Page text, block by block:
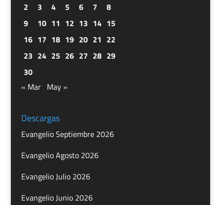
2
3 4 5 6 7
8
9
10 11 12 13 14 15
16 17 18 19 20 21 22
23 24 25 26 27 28 29
30
« Mar May »
Descargas
Evangelio Septiembre 2026
Evangelio Agosto 2026
Evangelio Julio 2026
Evangelio Junio 2026